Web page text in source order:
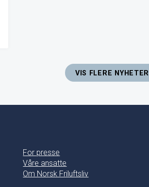
VIS FLERE NYHETER
For presse
Våre ansatte
Om Norsk Friluftsliv